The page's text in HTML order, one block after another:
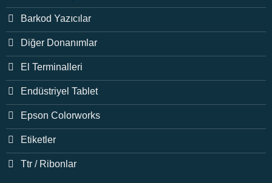
Barkod Yazıcılar
Diğer Donanımlar
El Terminalleri
Endüstriyel Tablet
Epson Colorworks
Etiketler
Ttr / Ribonlar